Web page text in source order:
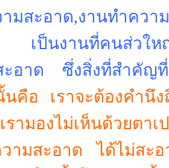
ะอาด,งานทำความ
นงานที่คนส่วใหญ่ใ
ะอาด ซึ่งสิ่งที่สำคั
คือ เราจะต้องคำนึ
รามองไม่เห็นด้วยตา
ามสะอาด ได้ไม่สะอ